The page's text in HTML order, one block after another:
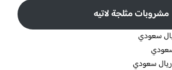
مشروبات مثلجة لاتيه